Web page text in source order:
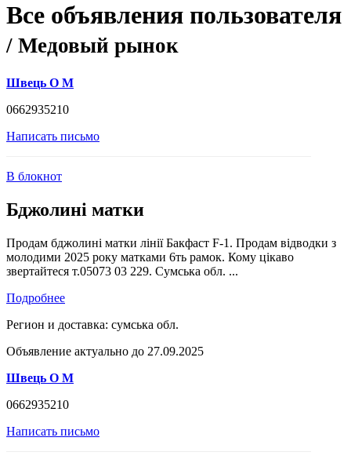
Все объявления пользователя
/ Медовый рынок
Швець О М
0662935210
Написать письмо
В блокнот
Бджолині матки
Продам бджолині матки лінії Бакфаст F-1. Продам відводки з
молодими 2025 року матками 6ть рамок. Кому цікаво
звертайтеся т.05073 03 229. Сумська обл. ...
Подробнее
Регион и доставка: сумська обл.
Объявление актуально до 27.09.2025
Швець О М
0662935210
Написать письмо